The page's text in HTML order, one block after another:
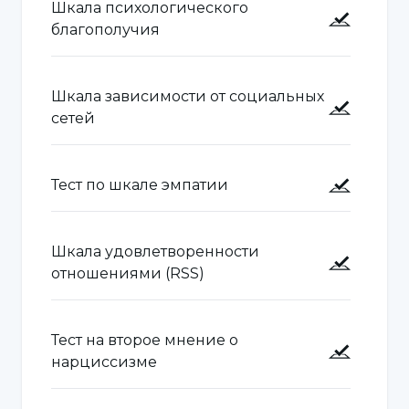
образа жизни, чтобы справиться с
поведенческими изменениями, такими как
ограничение повседневной деятельности.
/ социальная фобия
известное как социальная фобия, - это
тревожное расстройство,
страхом в социальных ситуациях. Такие
люди избегают социальных ситуаций из-за
страха быть негативно оцененными и
Шкала психологического
благополучия
Шкала зависимости от социальных
сетей
Тест по шкале эмпатии
Шкала удовлетворенности
отношениями (RSS)
Тест на второе мнение о
нарциссизме